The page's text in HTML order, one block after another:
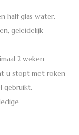
half glas water.
geleidelijk
2 weken
u stopt met roken
gebruikt.